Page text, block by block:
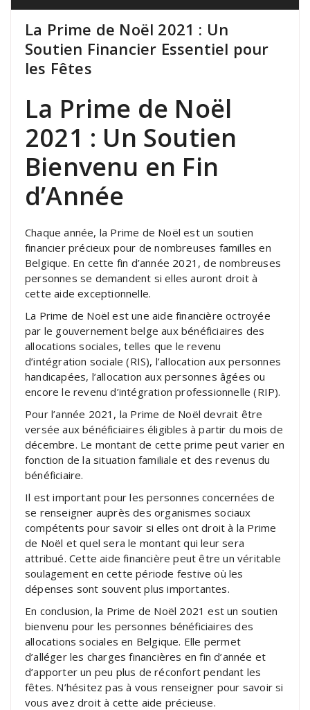
La Prime de Noël 2021 : Un
Soutien Financier Essentiel pour
les Fêtes
La Prime de Noël
2021 : Un Soutien
Bienvenu en Fin
d’Année
Chaque année, la Prime de Noël est un soutien
financier précieux pour de nombreuses familles en
Belgique. En cette fin d’année 2021, de nombreuses
personnes se demandent si elles auront droit à
cette aide exceptionnelle.
La Prime de Noël est une aide financière octroyée
par le gouvernement belge aux bénéficiaires des
allocations sociales, telles que le revenu
d’intégration sociale (RIS), l’allocation aux personnes
handicapées, l’allocation aux personnes âgées ou
encore le revenu d’intégration professionnelle (RIP).
Pour l’année 2021, la Prime de Noël devrait être
versée aux bénéficiaires éligibles à partir du mois de
décembre. Le montant de cette prime peut varier en
fonction de la situation familiale et des revenus du
bénéficiaire.
Il est important pour les personnes concernées de
se renseigner auprès des organismes sociaux
compétents pour savoir si elles ont droit à la Prime
de Noël et quel sera le montant qui leur sera
attribué. Cette aide financière peut être un véritable
soulagement en cette période festive où les
dépenses sont souvent plus importantes.
En conclusion, la Prime de Noël 2021 est un soutien
bienvenu pour les personnes bénéficiaires des
allocations sociales en Belgique. Elle permet
d’alléger les charges financières en fin d’année et
d’apporter un peu plus de réconfort pendant les
fêtes. N’hésitez pas à vous renseigner pour savoir si
vous avez droit à cette aide précieuse.